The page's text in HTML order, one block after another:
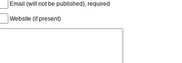
Email (will not be published), required
Website (if present)